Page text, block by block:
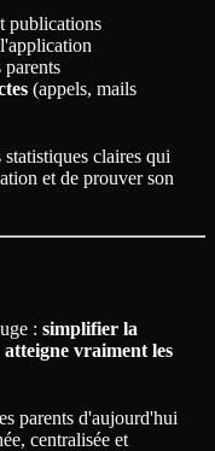
publications
parents
(appels, mails
statistiques claires qui
et de prouver son
: simplifier la
vraiment les
parents d'aujourd'hui
centralisée et